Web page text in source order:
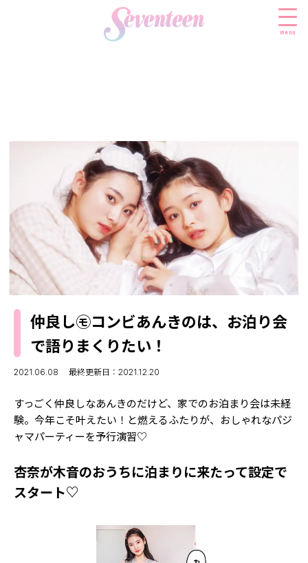
menu
FASHION
ファッションニュース
モデル私服
着回し
着痩せ
BEAUTY
ビューティニュース
トレンドメイク
ベストコスメ
ヘアアレンジ・ヘアケア
スキンケア
ボディケア
SCHOOL
スクールニュース
制服コーデ
学校ヘアメイク
勉強・受験・進路
ENTERTAINMENT
エンタメニュース
なにわ男子
K-POP
LIFESTYLE
ライフスタイルニュース
JKランキング・アワード
モデルの購入品
おでかけ
JK TREND
MODELS
MODEL'S BLOG
TikTok
Instagram
YouTube
ゲッターズ飯田
MISS SEVENTEEN
INFORMATION
仲良し㋲コンビあんきのは、お泊り会
で語りまくりたい！
2021.06.08 最終更新日：2021.12.20
すっごく仲良しなあんきのだけど、家でのお泊まり会は未経
験。今年こそ叶えたい！と燃えるふたりが、おしゃれなパジ
ャマパーティーを予行演習♡
杏奈が木音のおうちに泊まりに来たって設定で
スタート♡